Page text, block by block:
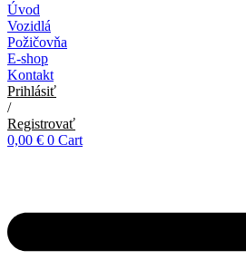
Úvod
Vozidlá
Požičovňa
E-shop
Kontakt
Prihlásiť
/
Registrovať
0,00 € 0 Cart